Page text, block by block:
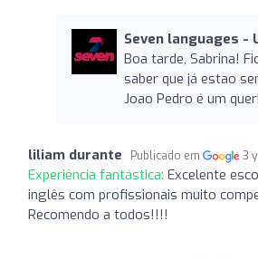
Seven languages ​​-
Boa tarde, Sabrina!
saber que já estao
Joao Pedro é um
liliam durante Publicado em 3
Experiência fantástica: Excelente
inglês com profissionais muito
Recomendo a todos!!!!